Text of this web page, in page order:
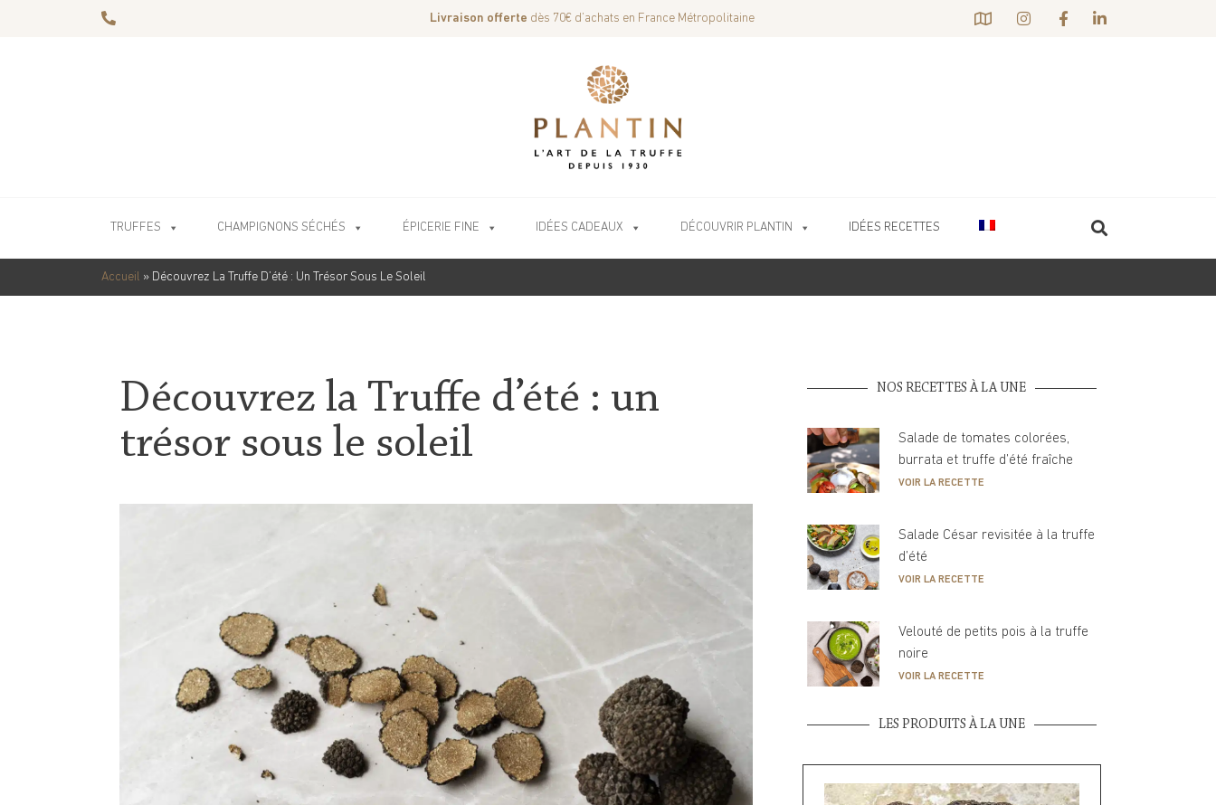
Livraison offerte dès 70€ d’achats en France Métropolitaine
TRUFFES CHAMPIGNONS SÉCHÉS ÉPICERIE FINE IDÉES CADEAUX DÉCOUVRIR PLANTIN IDÉES RECETTES
Accueil » Découvrez La Truffe D’été : Un Trésor Sous Le Soleil
Découvrez la Truffe d’été : un
trésor sous le soleil
NOS RECETTES À LA UNE
Salade de tomates colorées,
burrata et truffe d’été fraîche
VOIR LA RECETTE
Salade César revisitée à la truffe
d’été
VOIR LA RECETTE
Velouté de petits pois à la truffe
noire
VOIR LA RECETTE
LES PRODUITS À LA UNE